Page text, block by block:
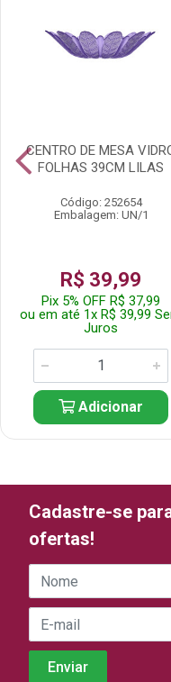
CENTRO DE MESA
FOLHAS 39CM LILAS
Código: 252654
Embalagem: UN/1
R$ 39,99
Pix 5% OFF R$ 37,99
ou em até 1x R$ 39,99
Juros
Adicionar
Cadastre-se
ofertas!